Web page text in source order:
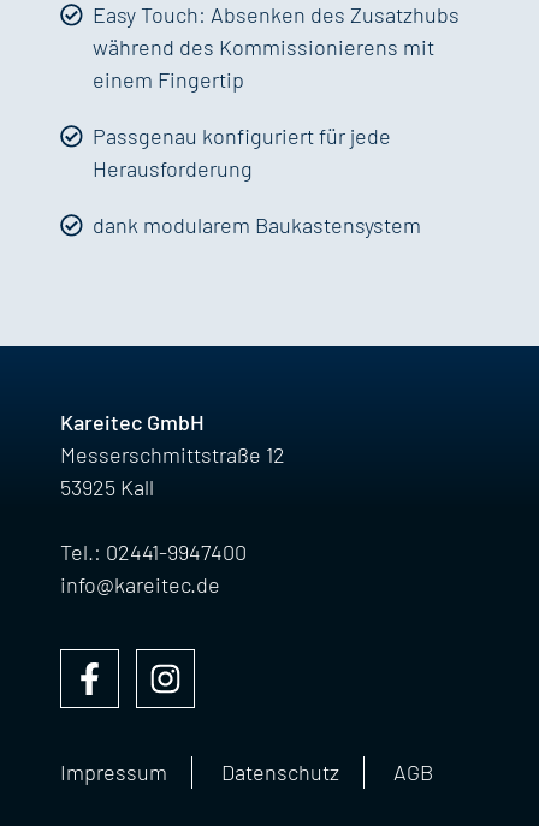
Easy Touch: Absenken des Zusatzhubs
während des Kommissionierens mit
einem Fingertip
Passgenau konfiguriert für jede
Herausforderung
dank modularem Baukastensystem
Kareitec GmbH
Messerschmittstraße 12
53925 Kall
Tel.: 02441-9947400
info@kareitec.de
Impressum Datenschutz AGB